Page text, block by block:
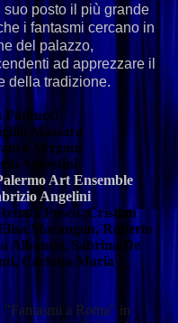
posto il più grande
i fantasmi cercano in
del palazzo,
ad apprezzare il
della tradizione.
Patitucci
Massara
Vergoni
Agrestini
Art Ensemble
Angelini
Fusco, Cristian
Marangon, Roberto
Albanesi, Sabrina De
Carlotta Maria
"Fantasmi a Roma" in